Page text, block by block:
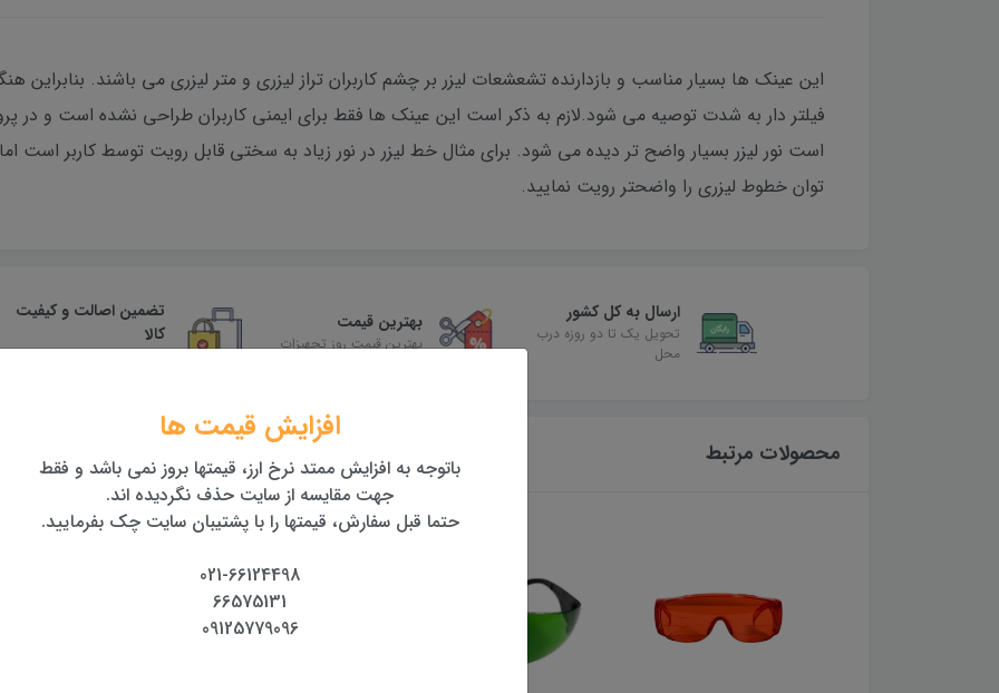
این عینک ها بسیار مناسب و بازدارنده تشعشعات لیزر بر چشم کاربران تراز لیزری و متر لیزری می باشند. بنابراین
فیلتر دار به شدت توصیه می شود.لازم به ذکر است این عینک ها فقط برای ایمنی کاربران طراحی نشده است و در
است نور لیزر بسیار واضح تر دیده می شود. برای مثال خط لیزر در نور زیاد به سختی قابل رویت توسط کاربر است
توان خطوط لیزری را واضحتر رویت نمایید.
ارسال به کل کشور
تحویل یک تا دو روزه درب
محل
بهترین قیمت
بهترین قیمت روز تجهیزات
تضمین اصالت و کیفیت
کالا
همراه با گارانتی معتبر
محصولات مرتبط
افزایش قیمت ها
باتوجه به افزایش ممتد نرخ ارز، قیمتها بروز نمی باشد و فقط
جهت مقایسه از سایت حذف نگردیده اند.
حتما قبل سفارش، قیمتها را با پشتیبان سایت چک بفرمایید.
021-66124498
66575131
09125779096